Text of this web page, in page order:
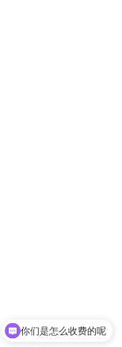
现在有优惠活动吗